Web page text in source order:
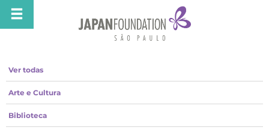
Ver todas
Arte e Cultura
Biblioteca